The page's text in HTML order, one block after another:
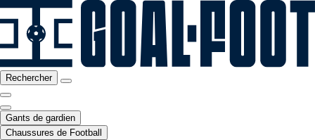
Rechercher
Gants de gardien
Chaussures de Football